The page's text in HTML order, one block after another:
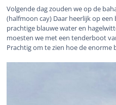
Volgende dag zouden we op de
(halfmoon cay) Daar heerlijk op
prachtige blauwe water en
moesten we met een tenderboot
Prachtig om te zien hoe de